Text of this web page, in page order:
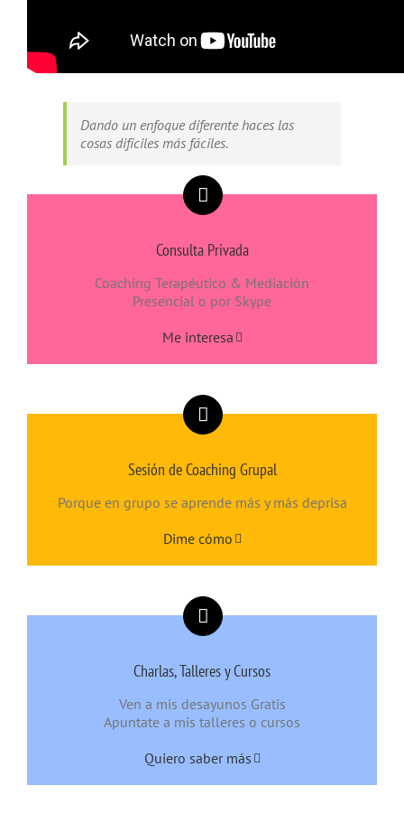
Dando un enfoque diferente haces las
cosas difíciles más fáciles.
Consulta Privada
Coaching Terapéutico & Mediación
Presencial o por Skype
Me interesa
Sesión de Coaching Grupal
Porque en grupo se aprende más y más deprisa
Dime cómo
Charlas, Talleres y Cursos
Ven a mis desayunos Gratis
Apuntate a mis talleres o cursos
Quiero saber más